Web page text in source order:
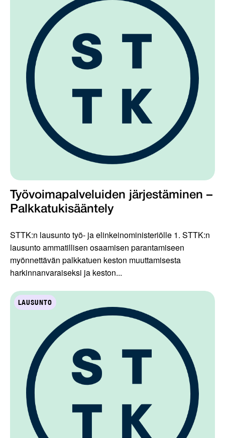
Työvoimapalveluiden järjestäminen –
Palkkatukisääntely
STTK:n lausunto työ- ja elinkeinoministeriölle 1. STTK:n
lausunto ammatillisen osaamisen parantamiseen
myönnettävän palkkatuen keston muuttamisesta
harkinnanvaraiseksi ja keston...
LAUSUNTO